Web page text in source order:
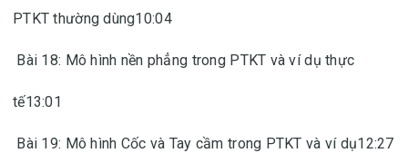
PTKT thường dùng10:04
Bài 18: Mô hình nền phẳng trong PTKT và ví dụ thực
tế13:01
Bài 19: Mô hình Cốc và Tay cầm trong PTKT và ví dụ12:27